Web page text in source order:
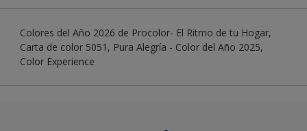
Colores del Año 2026 de Procolor- El Ritmo de tu Hogar,
Carta de color 5051, Pura Alegría - Color del Año 2025,
Color Experience